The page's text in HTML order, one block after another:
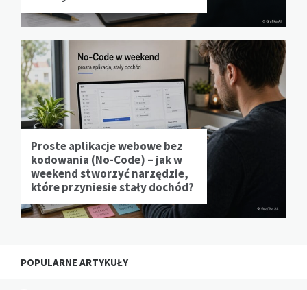
Proste aplikacje webowe bez
kodowania (No-Code) – jak w
weekend stworzyć narzędzie,
które przyniesie stały dochód?
POPULARNE ARTYKUŁY